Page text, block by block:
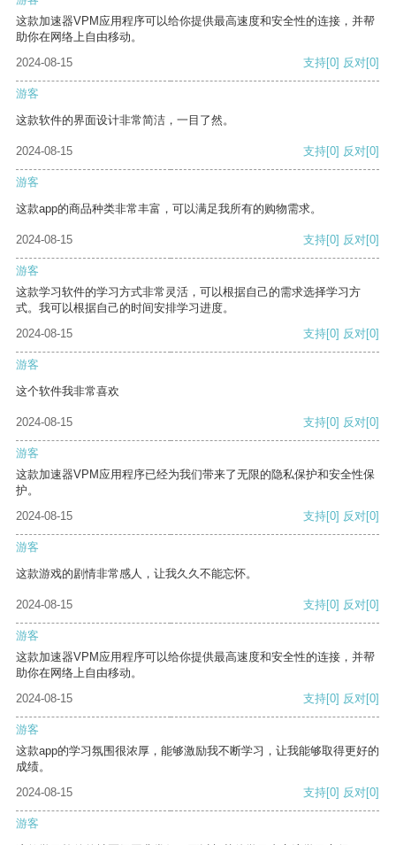
这款加速器VPM应用程序可以给你提供最高速度和安全性的连接，并帮
助你在网络上自由移动。
2024-08-15
支持[0] 反对[0]
游客
这款软件的界面设计非常简洁，一目了然。
2024-08-15 支持[0] 反对[0]
游客
这款app的商品种类非常丰富，可以满足我所有的购物需求。
2024-08-15 支持[0] 反对[0]
游客
这款学习软件的学习方式非常灵活，可以根据自己的需求选择学习方
式。我可以根据自己的时间安排学习进度。
2024-08-15
支持[0] 反对[0]
游客
这个软件我非常喜欢
2024-08-15 支持[0] 反对[0]
游客
这款加速器VPM应用程序已经为我们带来了无限的隐私保护和安全性保
护。
2024-08-15
支持[0] 反对[0]
游客
这款游戏的剧情非常感人，让我久久不能忘怀。
2024-08-15 支持[0] 反对[0]
游客
这款加速器VPM应用程序可以给你提供最高速度和安全性的连接，并帮
助你在网络上自由移动。
2024-08-15
支持[0] 反对[0]
游客
这款app的学习氛围很浓厚，能够激励我不断学习，让我能够取得更好的
成绩。
2024-08-15
支持[0] 反对[0]
游客